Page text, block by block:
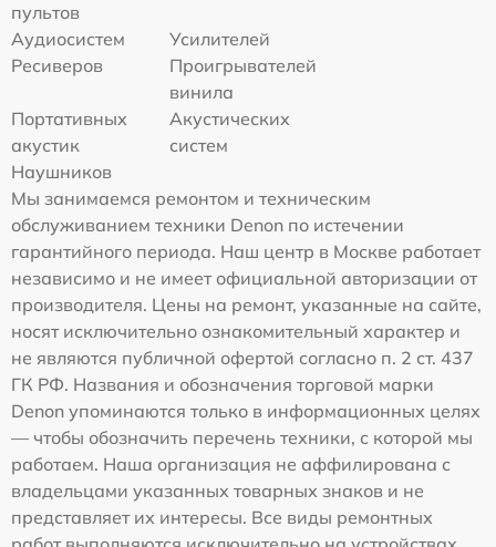
пультов
Аудиосистем
Усилителей
Ресиверов
Проигрывателей
винила
Портативных
акустик
Акустических
систем
Наушников
Мы занимаемся ремонтом и техническим
обслуживанием техники Denon по истечении
гарантийного периода. Наш центр в Москве работает
независимо и не имеет официальной авторизации от
производителя. Цены на ремонт, указанные на сайте,
носят исключительно ознакомительный характер и
не являются публичной офертой согласно п. 2 ст. 437
ГК РФ. Названия и обозначения торговой марки
Denon упоминаются только в информационных целях
— чтобы обозначить перечень техники, с которой мы
работаем. Наша организация не аффилирована с
владельцами указанных товарных знаков и не
представляет их интересы. Все виды ремонтных